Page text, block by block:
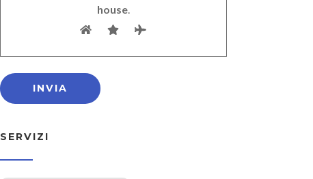
house.
SERVIZI